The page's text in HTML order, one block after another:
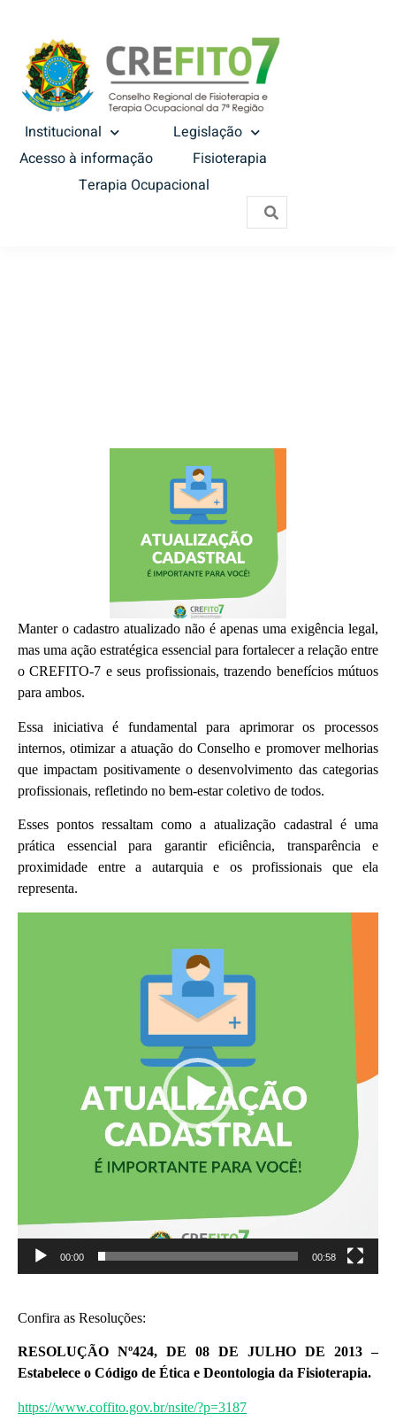
Institucional
Legislação
Acesso à informação
Fisioterapia
Terapia Ocupacional
Manter o cadastro atualizado não é apenas uma exigência legal,
mas uma ação estratégica essencial para fortalecer a relação entre
o CREFITO-7 e seus profissionais, trazendo benefícios mútuos
para ambos.
Essa iniciativa é fundamental para aprimorar os processos
internos, otimizar a atuação do Conselho e promover melhorias
que impactam positivamente o desenvolvimento das categorias
profissionais, refletindo no bem-estar coletivo de todos.
Esses pontos ressaltam como a atualização cadastral é uma
prática essencial para garantir eficiência, transparência e
proximidade entre a autarquia e os profissionais que ela
representa.
00:00 00:58
Confira as Resoluções:
RESOLUÇÃO Nº424, DE 08 DE JULHO DE 2013 –
Estabelece o Código de Ética e Deontologia da Fisioterapia.
https://www.coffito.gov.br/nsite/?p=3187